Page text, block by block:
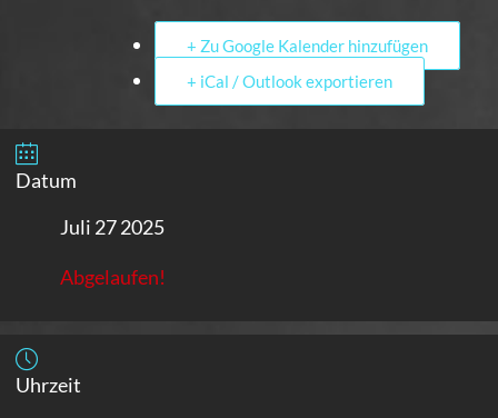
+ Zu Google Kalender hinzufügen
+ iCal / Outlook exportieren
Datum
Juli 27 2025
Abgelaufen!
Uhrzeit